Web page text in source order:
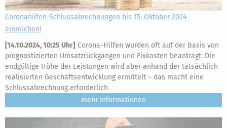
Coronahilfen-Schlussabrechnungen bis 15. Oktober 2024
einreichen!
[14.10.2024, 10:25 Uhr] Corona-Hilfen wurden oft auf der Basis von
prognostizierten Umsatzrückgängen und Fixkosten beantragt. Die
endgültige Höhe der Leistungen wird aber anhand der tatsächlich
realisierten Geschäftsentwicklung ermittelt – das macht eine
Schlussabrechnung erforderlich
mehr